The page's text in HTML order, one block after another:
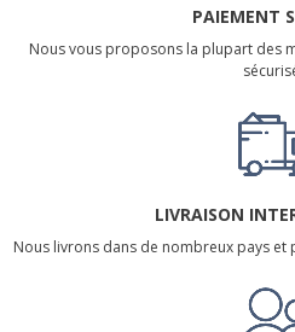
PAIEMENT
Nous vous proposons la plupart des
LIVRAISON
Nous livrons dans de nombreux pays